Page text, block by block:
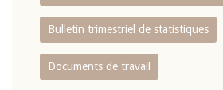
Bulletin trimestriel de statistiques
Documents de travail